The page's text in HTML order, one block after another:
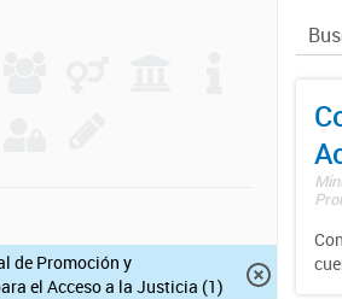
de Promoción y
el Acceso a la Justicia (1)